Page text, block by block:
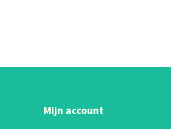
Mijn account